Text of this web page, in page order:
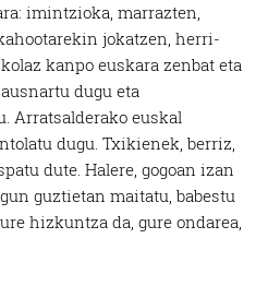
imintzioka, marrazten,
jokatzen, herri-
kanpo euskara zenbat eta
dugu eta
Arratsalderako euskal
dugu. Txikienek, berriz,
dute. Halere, gogoan izan
guztietan maitatu, babestu
hizkuntza da, gure ondarea,